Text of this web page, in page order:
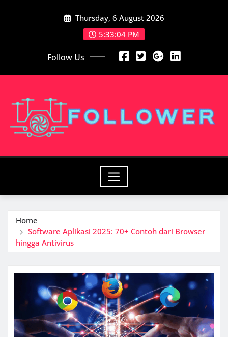
Thursday, 6 August 2026
5:33:04 PM
Follow Us
Home
Software Aplikasi 2025: 70+ Contoh dari Browser
hingga Antivirus